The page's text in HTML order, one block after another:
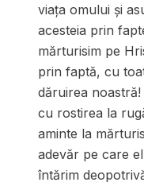
viața omului și
acesteia prin
mărturisim pe
prin faptă, cu
dăruirea
cu rostirea la
aminte la
adevăr pe care
întărim